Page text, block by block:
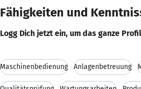
Fähigkeiten und
Logg Dich jetzt ein, um das ganze
Maschinenbedienung Anlagenbetreuung